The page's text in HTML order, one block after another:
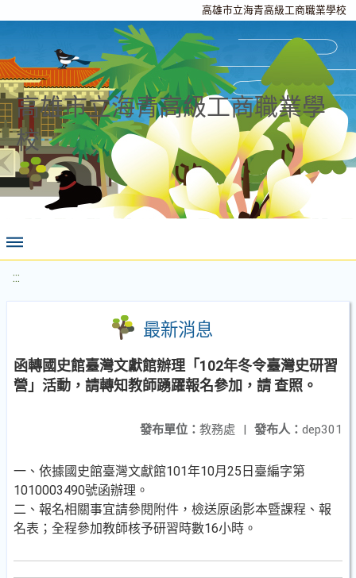
高雄市立海青高級工商職業學校
高雄市立海青高級工商職業學
校
:::
最新消息
函轉國史館臺灣文獻館辦理「102年冬令臺灣史研習
營」活動，請轉知教師踴躍報名參加，請 查照。
發布人： dep301
發布單位： 教務處 |
一、依據國史館臺灣文獻館101年10月25日臺編字第
1010003490號函辦理。
二、報名相關事宜請參閱附件，檢送原函影本暨課程、報
名表；全程參加教師核予研習時數16小時。